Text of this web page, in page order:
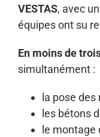
VESTAS, avec
équipes ont su
En moins de
simultanément :
la pose des
les bétons
le montage